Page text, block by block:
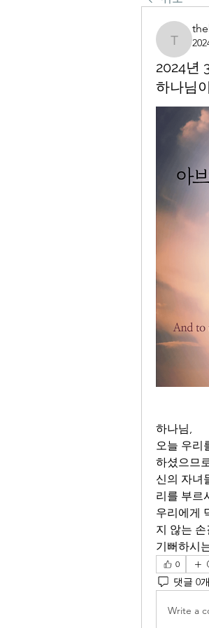
2024년
하나님
하나님,
오늘 우리
하셨으므
신의 자녀
리를 부르
우리에게
지 않는
기뻐하시
0
댓글 0개
Write a